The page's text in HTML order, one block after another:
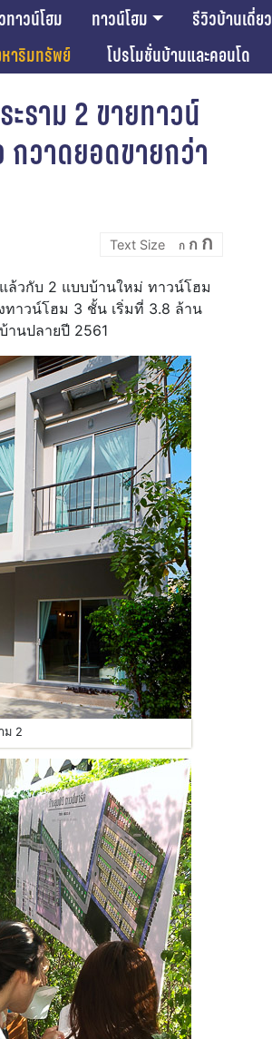
ทาวน์โฮม ทาวน์โฮม รีวิวบ้านเดี่ยว
าริมทรัพย์ โปรโมชั่นบ้านและคอนโด
ราม 2 ขายทาวน์
วาดยอดขายกว่า
ก
Decrease
font
size.
ก Reset
font
ก
ล้วกับ 2 แบบบ้านใหม่ ทาวน์โฮม
ทาวน์โฮม 3 ชั้น เริ่มที่ 3.8 ล้าน
านปลายปี 2561
ม 2